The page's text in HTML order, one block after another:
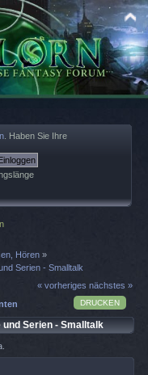
. Haben Sie Ihre
Hören »
Serien - Smalltalk
« vorheriges nächstes »
DRUCKEN
und Serien - Smalltalk